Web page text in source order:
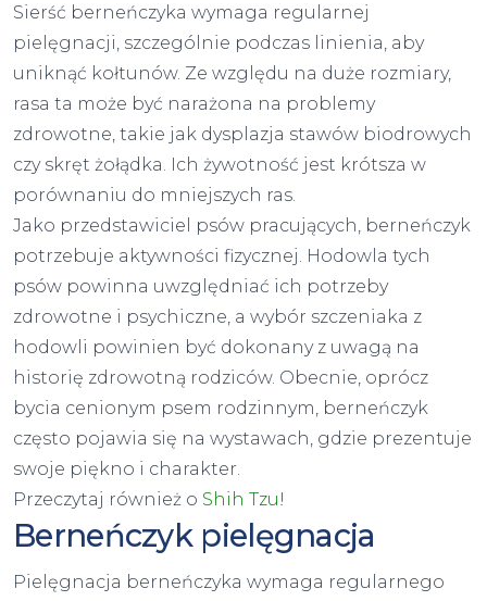
Sierść berneńczyka wymaga regularnej
pielęgnacji, szczególnie podczas linienia, aby
uniknąć kołtunów. Ze względu na duże rozmiary,
rasa ta może być narażona na problemy
zdrowotne, takie jak dysplazja stawów biodrowych
czy skręt żołądka. Ich żywotność jest krótsza w
porównaniu do mniejszych ras.
Jako przedstawiciel psów pracujących, berneńczyk
potrzebuje aktywności fizycznej. Hodowla tych
psów powinna uwzględniać ich potrzeby
zdrowotne i psychiczne, a wybór szczeniaka z
hodowli powinien być dokonany z uwagą na
historię zdrowotną rodziców. Obecnie, oprócz
bycia cenionym psem rodzinnym, berneńczyk
często pojawia się na wystawach, gdzie prezentuje
swoje piękno i charakter.
Przeczytaj również o Shih Tzu !
Berneńczyk pielęgnacja
Pielęgnacja berneńczyka wymaga regularnego